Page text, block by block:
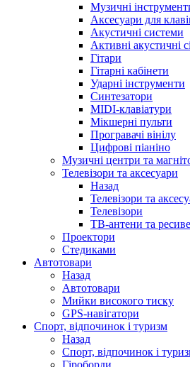
Музичні
Аксесуари для
Акустичні системи
Активні акустичні
Гітари
Гітарні кабінети
Ударні інструменти
Синтезатори
MIDI-клавіатури
Мікшерні пульти
Програвачі вінілу
Цифрові піаніно
Музичні центри та
Телевізори та аксесуари
Назад
Телевізори та
Телевізори
ТВ-антени та
Проектори
Стедиками
Автотовари
Назад
Автотовари
Мийки високого тиску
GPS-навігатори
Спорт, відпочинок і туризм
Назад
Спорт, відпочинок і
Гіроборди